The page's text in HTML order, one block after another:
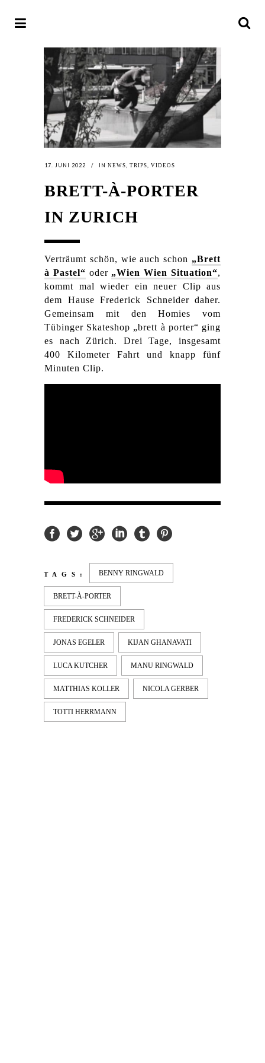
17. JUNI 2022 IN NEWS TRIPS VIDEOS
BRETT-À-PORTER
IN ZURICH
Verträumt schön, wie auch schon „Brett
à Pastel“ oder „Wien Wien Situation“,
kommt mal wieder ein neuer Clip aus
dem Hause Frederick Schneider daher.
Gemeinsam mit den Homies vom
Tübinger Skateshop „brett à porter“ ging
es nach Zürich. Drei Tage, insgesamt
400 Kilometer Fahrt und knapp fünf
Minuten Clip.
TAGS: BENNY RINGWALD
BRETT-À-PORTER
FREDERICK SCHNEIDER
JONAS EGELER KIJAN GHANAVATI
LUCA KUTCHER MANU RINGWALD
MATTHIAS KOLLER NICOLA GERBER
TOTTI HERRMANN